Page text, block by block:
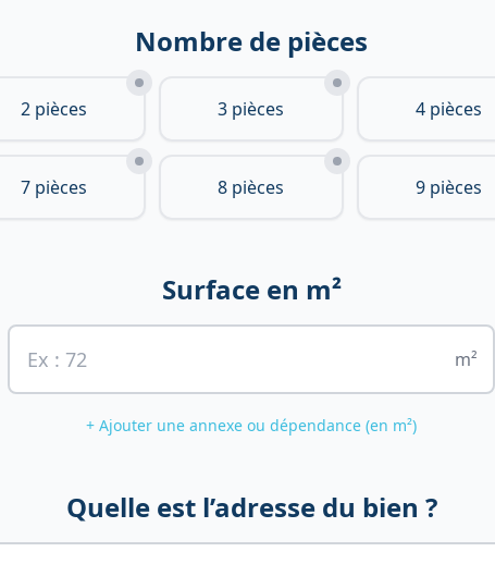
Nombre de pièces
2 pièces 3 pièces 4 pièces
7 pièces 8 pièces 9 pièces
Surface en m²
m²
+ Ajouter une annexe ou dépendance (en m²)
Quelle est l’adresse du bien ?